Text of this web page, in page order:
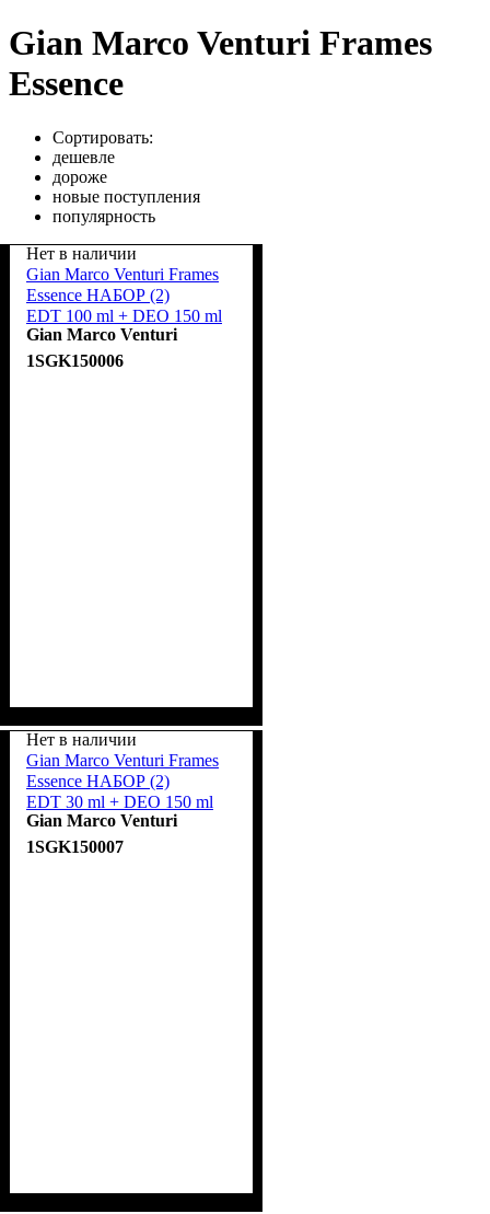
Gian Marco Venturi Frames
Essence
Сортировать:
дешевле
дороже
новые поступления
популярность
Нет в наличии
Gian Marco Venturi Frames
Essence НАБОР (2)
EDT 100 ml + DEO 150 ml
spray примят
Gian Marco Venturi
1SGK150006
Нет в наличии
Gian Marco Venturi Frames
Essence НАБОР (2)
EDT 30 ml + DEO 150 ml
Gian Marco Venturi
1SGK150007